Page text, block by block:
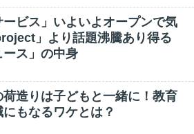
ビス」いよいよオープンで気
」より話題沸騰あり得る
ース」の中身
造りは子どもと一緒に！教育
もなるワケとは？